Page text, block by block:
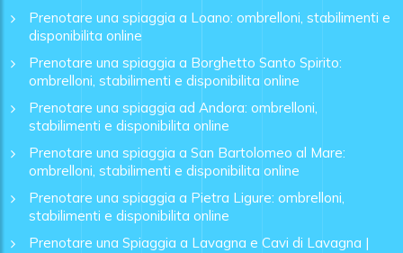
Prenotare una spiaggia a Loano: ombrelloni, stabilimenti e
disponibilita online
Prenotare una spiaggia a Borghetto Santo Spirito:
ombrelloni, stabilimenti e disponibilita online
Prenotare una spiaggia ad Andora: ombrelloni,
stabilimenti e disponibilita online
Prenotare una spiaggia a San Bartolomeo al Mare:
ombrelloni, stabilimenti e disponibilita online
Prenotare una spiaggia a Pietra Ligure: ombrelloni,
stabilimenti e disponibilita online
Prenotare una Spiaggia a Lavagna e Cavi di Lavagna |